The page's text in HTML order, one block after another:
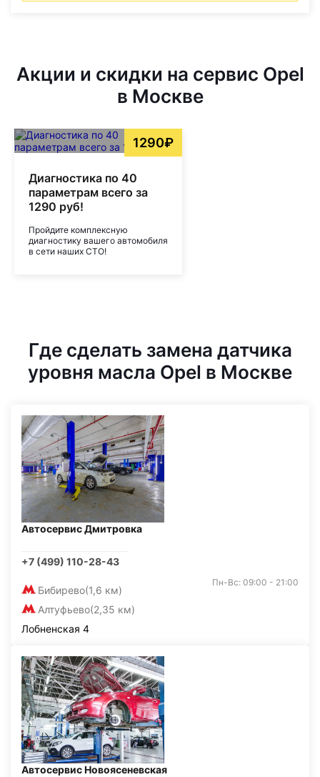
Акции и скидки на сервис Opel
в Москве
1290₽
Диагностика по 40
параметрам всего за
1290 руб!
Пройдите комплексную
диагностику вашего автомобиля
в сети наших СТО!
Где сделать замена датчика
уровня масла Opel в Москве
Автосервис Дмитровка
+7 (499) 110-28-43
Бибирево(1,6 км)
Алтуфьево(2,35 км)
Пн-Вс: 09:00 - 21:00
Лобненская 4
Автосервис Новоясеневская